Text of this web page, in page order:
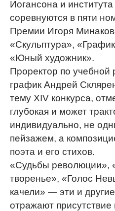
Иогансона и
соревнуются в пяти
Премии Игоря
«Скульптура»,
«Юный художник».
Проректор по учебной
график Андрей
тему XIV конкурса,
глубокая и может
индивидуально, не
пейзажем, а
поэта и его стихов.
«Судьбы революции»,
творенье», «Голос
качели» — эти и
отражают присутствие